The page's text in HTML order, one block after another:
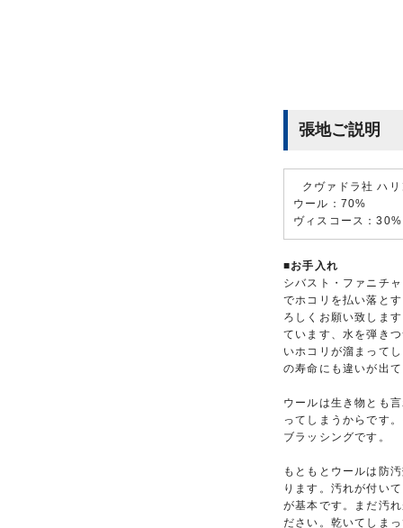
張地ご説明
クヴァドラ社 ハ
ウール：70%
ヴィスコース：30%
■お手入れ
シバスト・ファニチ
でホコリを払い落と
ろしくお願い致しま
ています、水を弾き
いホコリが溜まって
の寿命にも違いが出
ウールは生き物とも
ってしまうからです
ブラッシングです。
もともとウールは防
ります。汚れが付い
が基本です。まだ汚
ださい。乾いてしま